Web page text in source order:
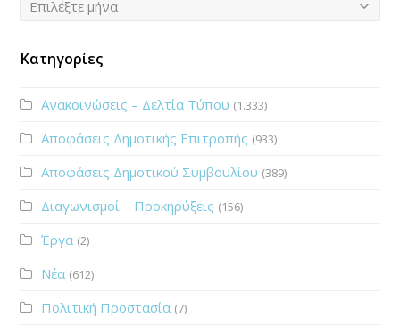
Επιλέξτε μήνα
Κατηγορίες
Ανακοινώσεις – Δελτία Τύπου (1.333)
Αποφάσεις Δημοτικής Επιτροπής (933)
Αποφάσεις Δημοτικού Συμβουλίου (389)
Διαγωνισμοί – Προκηρύξεις (156)
Έργα (2)
Νέα (612)
Πολιτική Προστασία (7)